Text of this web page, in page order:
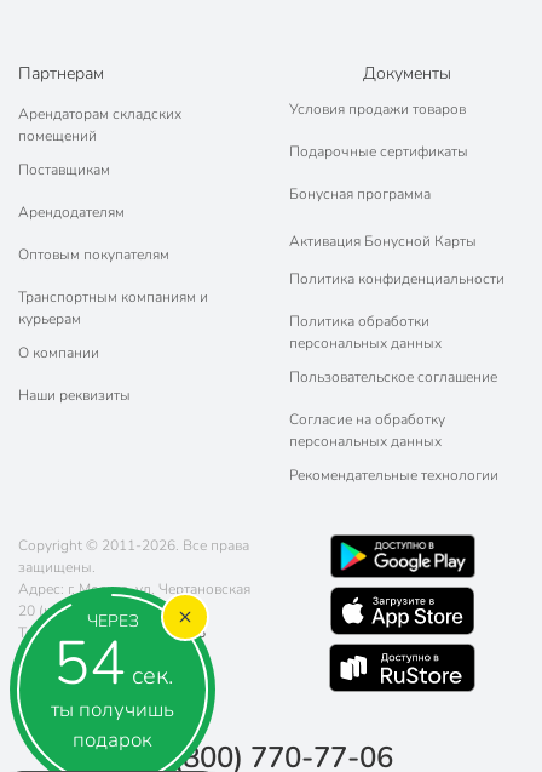
ЧЕРЕЗ
53 сек.
ты получишь
подарок
Партнерам
Арендаторам складских
помещений
Поставщикам
Арендодателям
Оптовым покупателям
Транспортным компаниям и
курьерам
О компании
Наши реквизиты
Документы
Условия продажи товаров
Подарочные сертификаты
Бонусная программа
Активация Бонусной Карты
Политика конфиденциальности
Политика обработки
персональных данных
Пользовательское соглашение
Согласие на обработку
персональных данных
Рекомендательные технологии
Copyright © 2011-2026. Все права
защищены.
Адрес: г. Москва, ул. Чертановская
20 (метро Южная)
Телефон:
8 (800) 770-77-06
Почта:sales@poryadok.ru
8 (800) 770-77-06